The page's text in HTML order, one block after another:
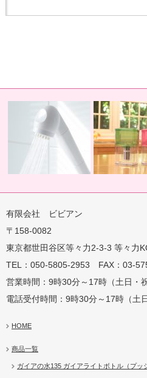
用地球の恵みを シャワー
有限会社 ビビアン
〒158-0082
東京都世田谷区等々力2-3-3 等々力
TEL：050-5805-2953 FAX：03-
営業時間：9時30分～17時（土日・
電話受付時間：9時30分～17時（土
HOME
商品一覧
ガイアの水135 ガイアライトボトル（プッ